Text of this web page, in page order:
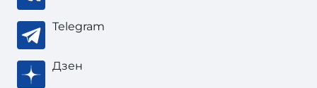
Telegram
Дзен